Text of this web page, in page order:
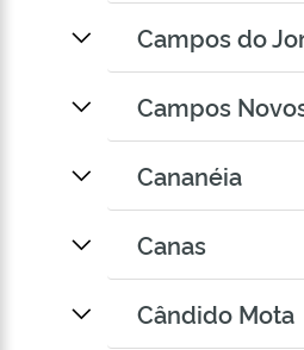
Campos do
Campos
Cananéia
Canas
Cândido Mota